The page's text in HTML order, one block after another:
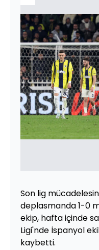
Son lig
deplasmanda 1-0
ekip, hafta içinde
Ligi'nde İspanyol
kaybetti.